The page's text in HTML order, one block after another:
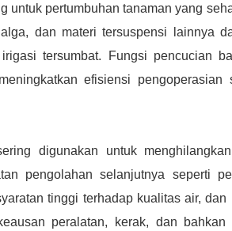
untuk pertumbuhan tanaman yang
dan materi tersuspensi lainnya
tersumbat. Fungsi pencucian
efisiensi pengoperasian
digunakan untuk
pengolahan selanjutnya seperti
tinggi terhadap kualitas air, dan
peralatan, kerak, dan